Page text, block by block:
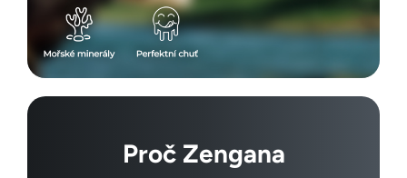
Proč Zengana